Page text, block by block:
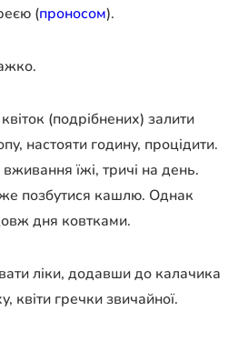
(проносом).
(подрібнених) залити
настояти годину, процідити.
їжі, тричі на день.
позбутися кашлю. Однак
дня ковтками.
ліки, додавши до калачика
квіти гречки звичайної.